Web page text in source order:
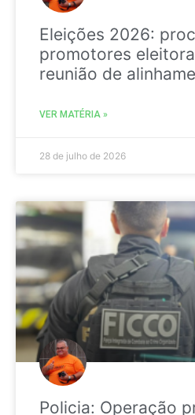
Eleições 2026:
promotores
reunião de
VER MATÉRIA »
28 de julho de 2026
Policia: Operação